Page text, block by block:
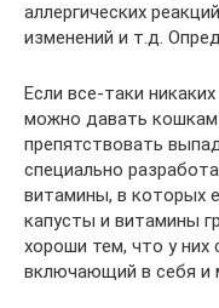
аллергических
изменений и т.д.
Если все-таки
можно давать
препятствовать
специально
витамины, в которых
капусты и витамины
хороши тем, что у них
включающий в себя и